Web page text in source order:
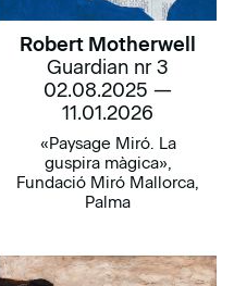
Robert Motherwell
Guardian nr 3
02.08.2025 —
11.01.2026
«Paysage Miró. La
guspira màgica»,
Fundació Miró Mallorca,
Palma